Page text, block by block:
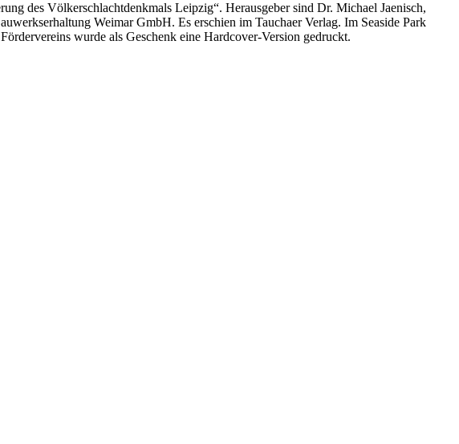
des Völkerschlachtdenkmals Leipzig“. Herausgeber sind Dr. Michael Jaenisch,
Weimar GmbH. Es erschien im Tauchaer Verlag. Im Seaside Park
wurde als Geschenk eine Hardcover-Version gedruckt.